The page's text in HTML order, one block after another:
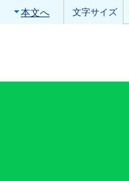
本文へ 文字サイズ